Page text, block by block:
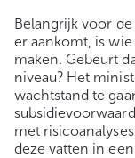
Belangrijk voor
er aankomt, is
maken. Gebeurt
niveau? Het
wachtstand te
met
deze vatten in